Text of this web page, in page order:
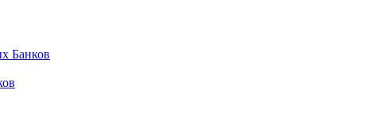
Банков